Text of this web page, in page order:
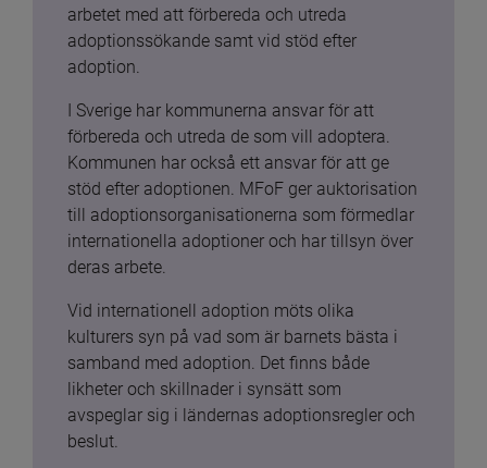
arbetet med att förbereda och utreda
adoptionssökande samt vid stöd efter
adoption.
I Sverige har kommunerna ansvar för att
förbereda och utreda de som vill adoptera.
Kommunen har också ett ansvar för att ge
stöd efter adoptionen. MFoF ger auktorisation
till adoptionsorganisationerna som förmedlar
internationella adoptioner och har tillsyn över
deras arbete.
Vid internationell adoption möts olika
kulturers syn på vad som är barnets bästa i
samband med adoption. Det finns både
likheter och skillnader i synsätt som
avspeglar sig i ländernas adoptionsregler och
beslut.